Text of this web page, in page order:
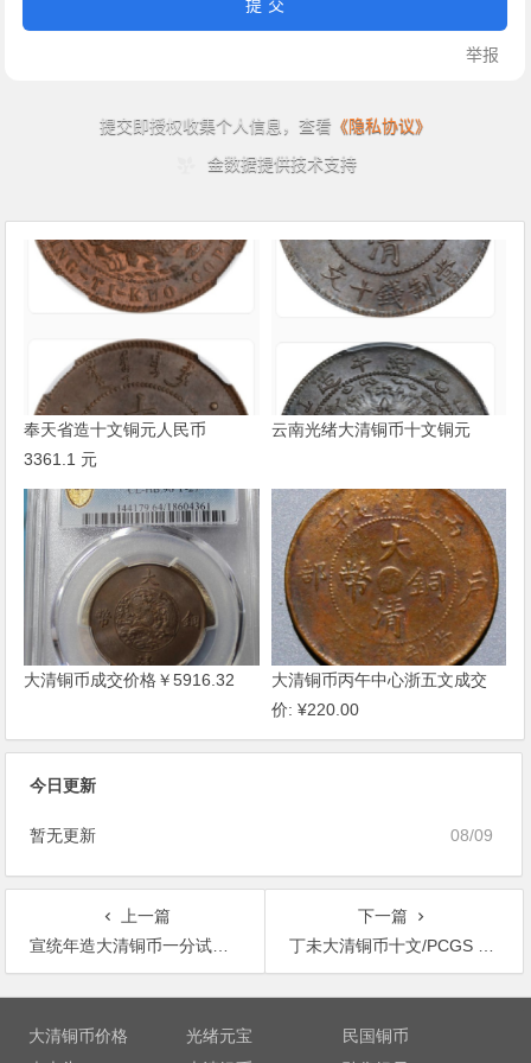
奉天省造十文铜元人民币
3361.1 元
云南光绪大清铜币十文铜元
大清铜币成交价格￥5916.32
大清铜币丙午中心浙五文成交
价: ¥220.00
今日更新
08/09
暂无更新
上一篇
宣统年造大清铜币一分试铸样币
下一篇
丁未大清铜币十文/PCGS MS63BN
文
大清铜币价格 光绪元宝
民国铜币